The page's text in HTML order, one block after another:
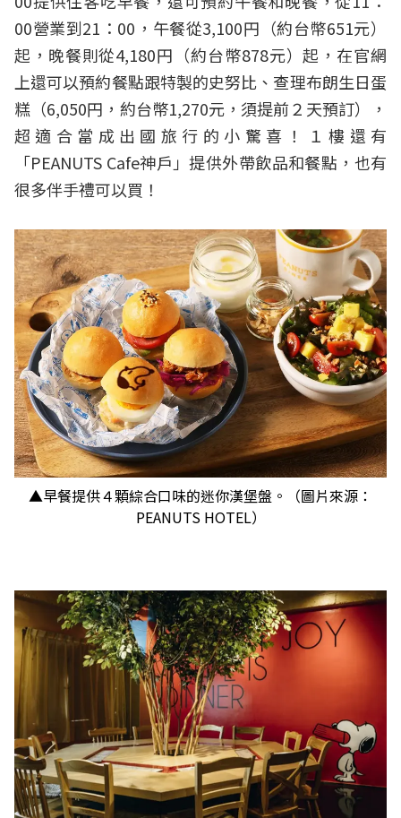
00營業到21：00，午餐從3,100円（約台幣651元）
起，晚餐則從4,180円（約台幣878元）起，在官網
上還可以預約餐點跟特製的史努比、查理布朗生日蛋
糕（6,050円，約台幣1,270元，須提前２天預訂），
超適合當成出國旅行的小驚喜！１樓還有
「PEANUTS Cafe神戶」提供外帶飲品和餐點，也有
很多伴手禮可以買！
▲早餐提供４顆綜合口味的迷你漢堡盤。（圖片來源：
PEANUTS HOTEL）